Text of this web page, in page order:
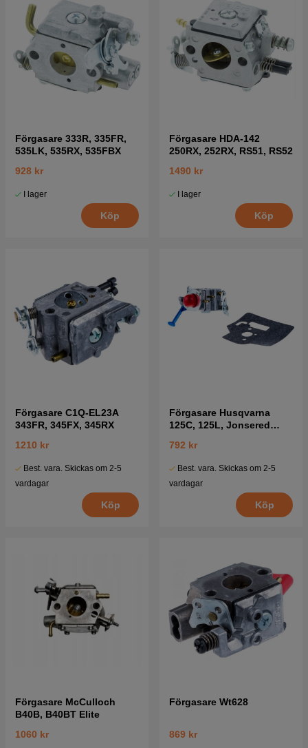
Förgasare 333R, 335FR,
535LK, 535RX, 535FBX
928 kr
I lager
Köp
Förgasare HDA-142
250RX, 252RX, RS51, RS52
1490 kr
I lager
Köp
Förgasare C1Q-EL23A
343FR, 345FX, 345RX
1210 kr
Best. vara. Skickas om 2-5
vardagar
Köp
Förgasare Husqvarna
125C, 125L, Jonsered
792 kr
Best. vara. Skickas om 2-5
vardagar
Köp
Förgasare McCulloch
B40B, B40BT Elite
1060 kr
Förgasare Wt628
869 kr